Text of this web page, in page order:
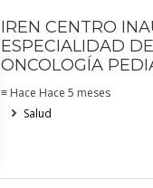
IREN CENTRO
ESPECIALIDAD DE
ONCOLOGÍA
≡ Hace Hace 5 meses
Salud